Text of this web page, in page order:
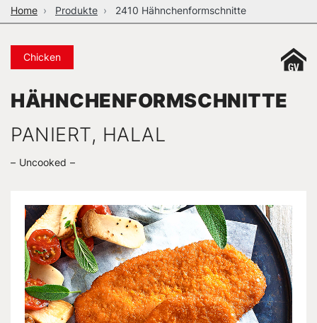
Home Produkte 2410 Hähnchenformschnitte
Chicken
HÄHNCHEN­FORM­SCHNITTE
PANIERT, HALAL
Uncooked